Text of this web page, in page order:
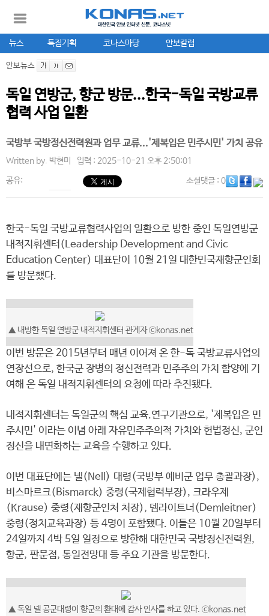
뉴스 특집기획 코나스마당 안보칼럼
안보뉴스
독일 연방군, 향군 방문...한국-독일 국방교류
협력 사업 일환
국방부 국방정신전력원과 업무 교류...'제복입은 민주시민' 가치 공유
Written by. 박현미 입력 : 2025-10-21 오후 2:50:01
공유: 소셜댓글: 0
한국-독일 국방교류협력사업의 일환으로 방한 중인 독일연방군
내적지휘센터(Leadership Development and Civic
Education Center) 대표단이 10월 21일 대한민국재향군인회
를 방문했다.
▲ 내방한 독일 연방군 내적지휘센터 관계자 ⓒkonas.net
이번 방문은 2015년부터 매년 이어져 온 한-독 국방교류사업의
연장선으로, 한국군 장병의 정신전력과 민주주의 가치 함양에 기
여해 온 독일 내적지휘센터의 요청에 따라 추진됐다.
내적지휘센터는 독일군의 핵심 교육.연구기관으로, '제복입은 민
주시민' 이라는 이념 아래 자유민주주의적 가치와 헌법정신, 군인
정신을 내면화하는 교육을 수행하고 있다.
이번 대표단에는 넬(Nell) 대령(국방부 예비군 업무 총괄과장),
비스마르크(Bismarck) 중령(국제협력부장), 크라우제
(Krause) 중령(재향군인처 처장), 뎀라이트너(Demleitner)
중령(정치교육과장) 등 4명이 포함됐다. 이들은 10월 20일부터
24일까지 4박 5일 일정으로 방한해 대한민국 국방정신전력원,
향군, 판문점, 통일전망대 등 주요 기관을 방문한다.
▲ 독일 넬 공군대령이 향군의 환대에 감사 인사를 하고 있다. ⓒkonas.net